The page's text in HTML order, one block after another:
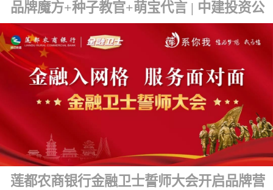
品牌魔方+种子教官+萌宝代言 | 中建投资公司品牌文化发布
莲都农商银行金融卫士誓师大会开启品牌营销新篇章